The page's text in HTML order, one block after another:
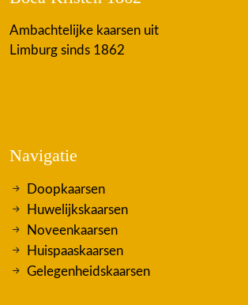
Ambachtelijke kaarsen uit
Limburg sinds 1862
Navigatie
Doopkaarsen
Huwelijkskaarsen
Noveenkaarsen
Huispaaskaarsen
Gelegenheidskaarsen